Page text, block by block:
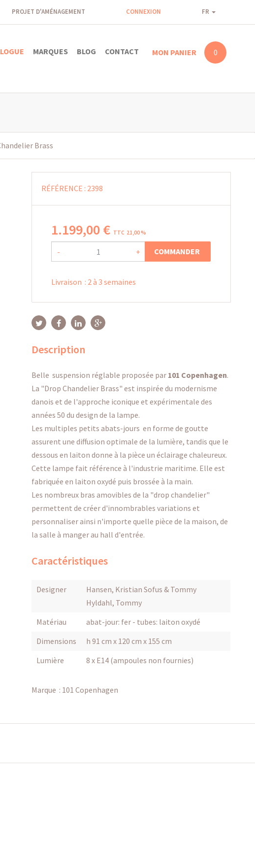
PROJET D'AMÉNAGEMENT CONNEXION FR
MARQUES BLOG CONTACT MON PANIER 0
Brass
RÉFÉRENCE : 2398
1.199,00€ TTC 21,00 %
- + COMMANDER
Livraison : 2 à 3 semaines
Description
Belle suspension réglable proposée par 101 Copenhagen.
La "Drop Chandelier Brass" est inspirée du modernisme
danois et de l'approche iconique et expérimentale des
années 50 du design de la lampe.
Les multiples petits abats-jours en forme de goutte
assurent une diffusion optimale de la lumière, tandis que le
dessous en laiton donne à la pièce un éclairage chaleureux.
Cette lampe fait référence à l'industrie maritime. Elle est
fabriquée en laiton oxydé puis brossée à la main.
Les nombreux bras amovibles de la "drop chandelier"
permettent de créer d'innombrables variations et
personnaliser ainsi n'importe quelle pièce de la maison, de
la salle à manger au hall d'entrée.
Caractéristiques
Designer
Hansen, Kristian Sofus & Tommy
Hyldahl, Tommy
Matériau
abat-jour: fer - tubes: laiton oxydé
Dimensions
h 91 cm x 120 cm x 155 cm
Lumière
8 x E14 (ampoules non fournies)
Marque : 101 Copenhagen